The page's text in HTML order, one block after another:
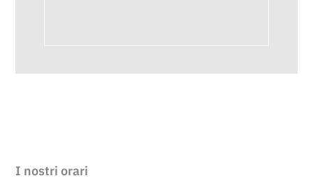
I nostri orari